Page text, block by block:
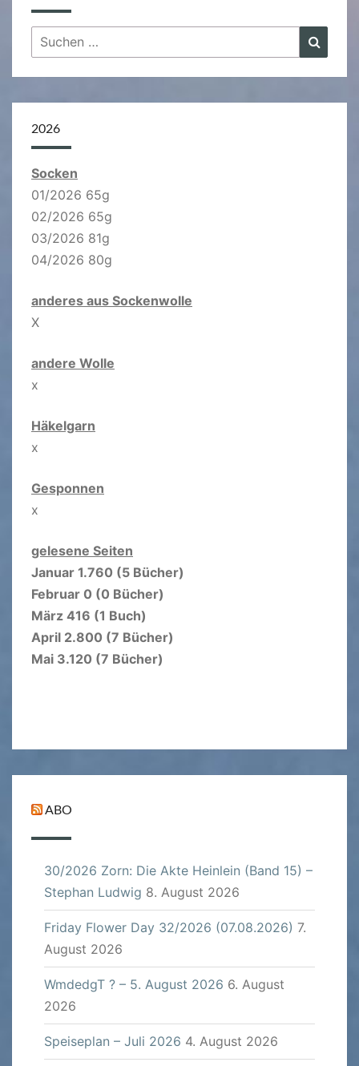
Suchen
nach:
2026
Socken
01/2026 65g
02/2026 65g
03/2026 81g
04/2026 80g
anderes aus Sockenwolle
X
andere Wolle
x
Häkelgarn
x
Gesponnen
x
gelesene Seiten
Januar 1.760 (5 Bücher)
Februar 0 (0 Bücher)
März 416 (1 Buch)
April 2.800 (7 Bücher)
Mai 3.120 (7 Bücher)
ABO
30/2026 Zorn: Die Akte Heinlein (Band 15) –
Stephan Ludwig 8. August 2026
Friday Flower Day 32/2026 (07.08.2026) 7.
August 2026
WmdedgT ? – 5. August 2026 6. August
2026
Speiseplan – Juli 2026 4. August 2026